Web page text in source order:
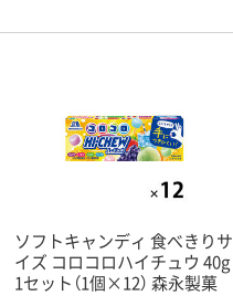
ソフトキャンディ 食べきりサ
イズ コロコロハイチュウ 40g
1セット（1個×12） 森永製菓